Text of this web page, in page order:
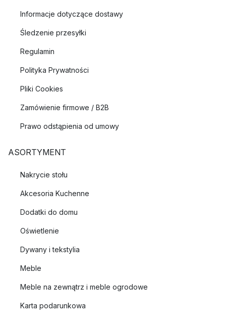
Informacje dotyczące dostawy
Śledzenie przesyłki
Regulamin
Polityka Prywatności
Pliki Cookies
Zamówienie firmowe / B2B
Prawo odstąpienia od umowy
ASORTYMENT
Nakrycie stołu
Akcesoria Kuchenne
Dodatki do domu
Oświetlenie
Dywany i tekstylia
Meble
Meble na zewnątrz i meble ogrodowe
Karta podarunkowa